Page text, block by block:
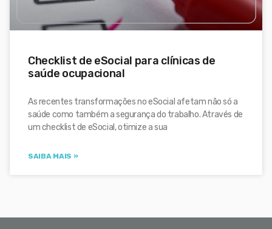
Checklist de eSocial para clínicas de
saúde ocupacional
As recentes transformações no eSocial afetam não só a
saúde como também a segurança do trabalho. Através de
um checklist de eSocial, otimize a sua
SAIBA MAIS »